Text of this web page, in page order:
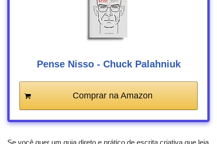
Pense Nisso - Chuck Palahniuk
Comprar na Amazon